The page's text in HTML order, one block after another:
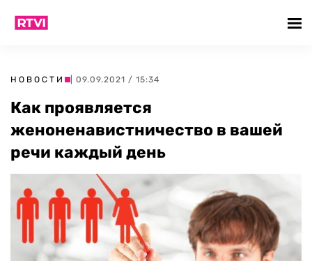
НОВОСТИ | 09.09.2021 / 15:34
Как проявляется
женоненавистничество в вашей
речи каждый день